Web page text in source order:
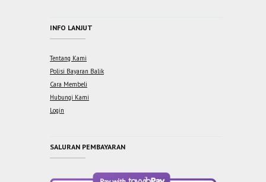
INFO LANJUT
Tentang Kami
Polisi Bayaran Balik
Cara Membeli
Hubungi Kami
Login
SALURAN PEMBAYARAN